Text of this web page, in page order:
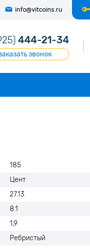
info@vitcoins.ru
444-21-34
звонок
185
Цент
27.13
8.1
1,9
Ребристый